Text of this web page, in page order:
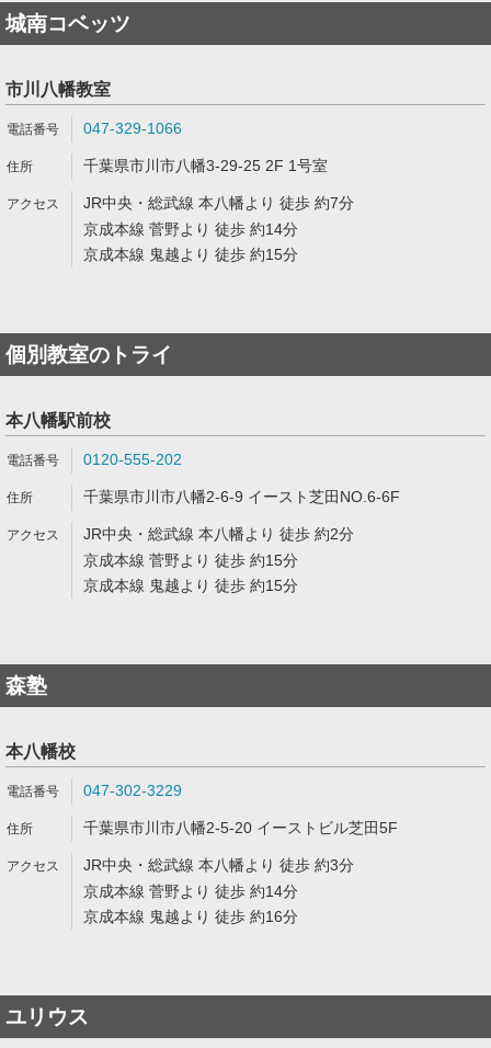
城南コベッツ
市川八幡教室
047-329-1066
千葉県市川市八幡3-29-25 2F 1号室
JR中央・総武線 本八幡より 徒歩 約7分
京成本線 菅野より 徒歩 約14分
京成本線 鬼越より 徒歩 約15分
個別教室のトライ
本八幡駅前校
0120-555-202
千葉県市川市八幡2-6-9 イースト芝田NO.6-6F
JR中央・総武線 本八幡より 徒歩 約2分
京成本線 菅野より 徒歩 約15分
京成本線 鬼越より 徒歩 約15分
森塾
本八幡校
047-302-3229
千葉県市川市八幡2-5-20 イーストビル芝田5F
JR中央・総武線 本八幡より 徒歩 約3分
京成本線 菅野より 徒歩 約14分
京成本線 鬼越より 徒歩 約16分
ユリウス